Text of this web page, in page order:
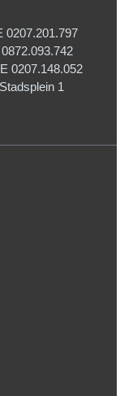
0207.201.797
0207.148.052
1